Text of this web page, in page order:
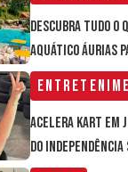
Descubra tudo o
aquático Áurias
Acelera Kart em
do Independência